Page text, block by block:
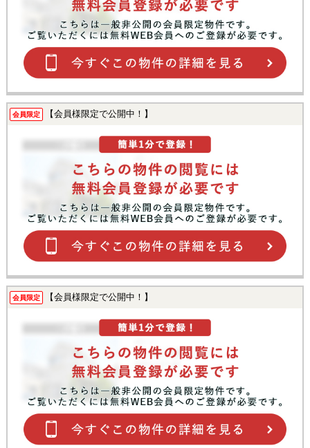
会員限定 【会員様限定で公開中！】
会員限定 【会員様限定で公開中！】